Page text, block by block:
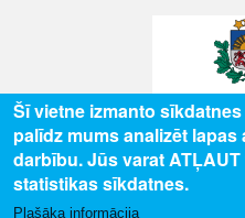
© 2025 Valsts izglītības attīstības
Šī vietne izmanto
palīdz mums analizēt
darbību. Jūs varat
statistikas sīkdatnes.
Plašāka informācija